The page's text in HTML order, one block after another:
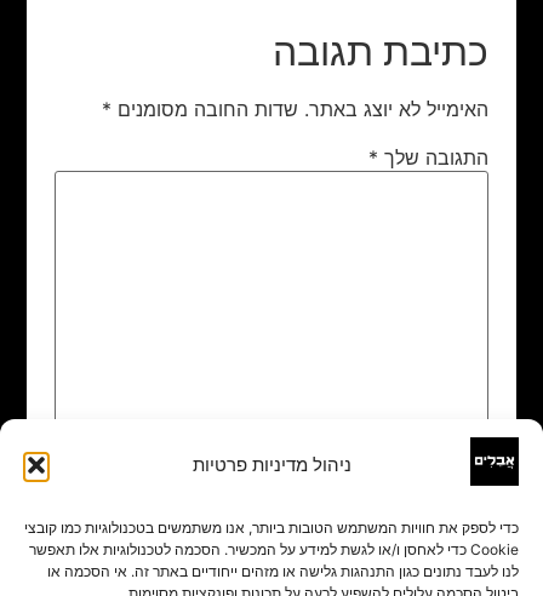
ניהול מדיניות פרטיות
כדי לספק את חוויות המשתמש הטובות ביותר, אנו משתמשים בטכנולוגיות כמו קובצי
Cookie כדי לאחסן ו/או לגשת למידע על המכשיר. הסכמה לטכנולוגיות אלו תאפשר
לנו לעבד נתונים כגון התנהגות גלישה או מזהים ייחודיים באתר זה. אי הסכמה או
כתיבת תגובה
האימייל לא יוצג באתר. שדות החובה מסומנים *
התגובה שלך *
שם
אימייל*